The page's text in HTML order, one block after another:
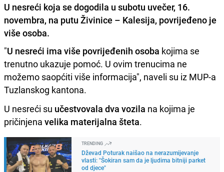
U nesreći koja se dogodila u subotu uvečer, 16.
novembra, na putu Živinice – Kalesija, povrijeđeno je
više osoba.
"U nesreći ima više povrijeđenih osoba kojima se
trenutno ukazuje pomoć. U ovim trenucima ne
možemo saopćiti više informacija", naveli su iz MUP-a
Tuzlanskog kantona.
U nesreći su učestvovala dva vozila na kojima je
pričinjena velika materijalna šteta.
TRENDING
Dževad Poturak naišao na nerazumijevanje
vlasti: "Šokiran sam da je ljudima bitniji parket
od djece"